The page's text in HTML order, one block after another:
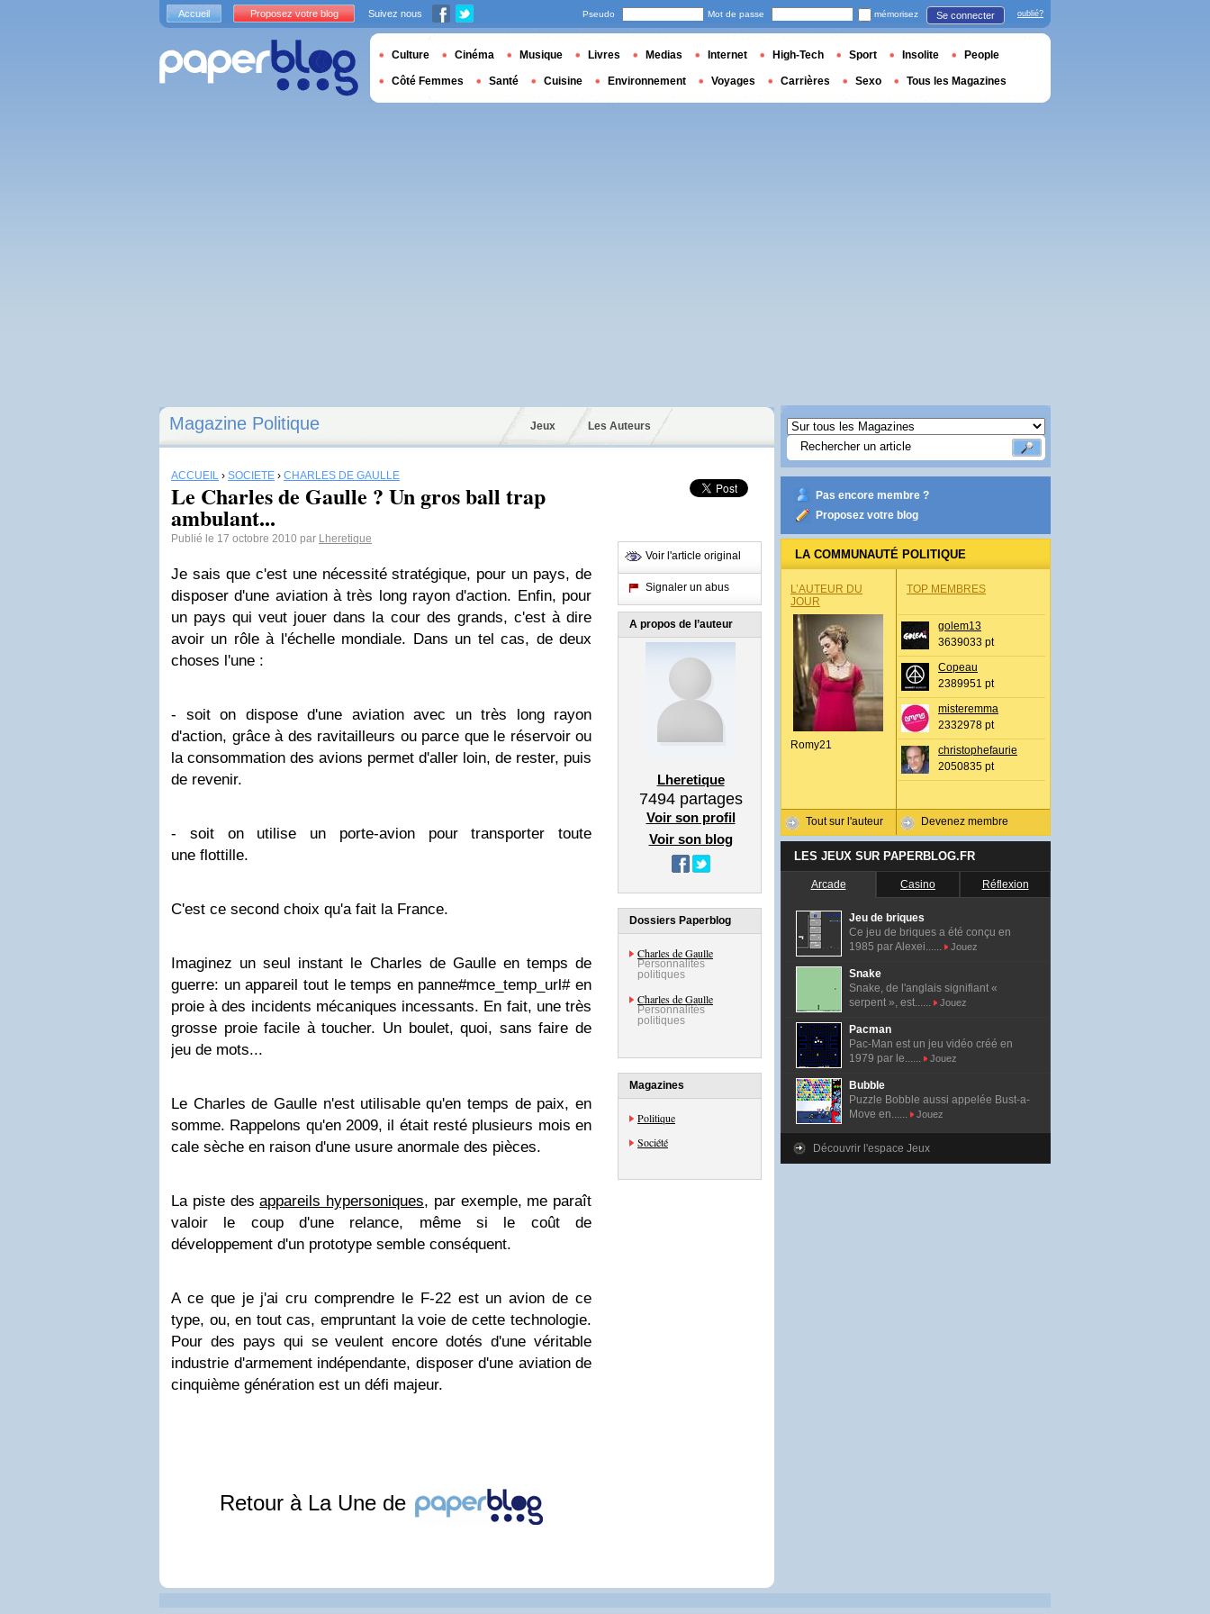
Magazine Politique Jeux Les Auteurs
ACCUEIL › SOCIÉTÉ › CHARLES DE GAULLE
Le Charles de Gaulle ? Un gros ball trap
ambulant...
Publié le 17 octobre 2010 par Lheretique
Je sais que c'est une nécessité stratégique, pour un pays, de
disposer d'une aviation à très long rayon d'action. Enfin, pour
un pays qui veut jouer dans la cour des grands, c'est à dire
avoir un rôle à l'échelle mondiale. Dans un tel cas, de deux
choses l'une :
- soit on dispose d'une aviation avec un très long rayon
d'action, grâce à des ravitailleurs ou parce que le réservoir ou
la consommation des avions permet d'aller loin, de rester, puis
de revenir.
- soit on utilise un porte-avion pour transporter toute
une flottille.
C'est ce second choix qu'a fait la France.
Imaginez un seul instant le Charles de Gaulle en temps de
guerre: un appareil tout le temps en panne#mce_temp_url# en
proie à des incidents mécaniques incessants. En fait, une très
grosse proie facile à toucher. Un boulet, quoi, sans faire de
jeu de mots...
Le Charles de Gaulle n'est utilisable qu'en temps de paix, en
somme. Rappelons qu'en 2009, il était resté plusieurs mois en
cale sèche en raison d'une usure anormale des pièces.
La piste desappareils hypersoniques, par exemple, me paraît
valoir le coup d'une relance, même si le coût de
développement d'un prototype semble conséquent.
A ce que je j'ai cru comprendre le F-22 est un avion de ce
type, ou, en tout cas, empruntant la voie de cette technologie.
Pour des pays qui se veulent encore dotés d'une véritable
industrie d'armement indépendante, disposer d'une aviation de
cinquième génération est un défi majeur.
Retour à La Une de
Voir l'article original
Signaler un abus
A propos de l’auteur
Lheretique
7494partages
Voir son profil
Voir son blog
Dossiers Paperblog
Charles de Gaulle
Personnalités
politiques
Charles de Gaulle
Personnalités
politiques
Magazines
Politique
Société
Pas encore membre ?
Proposez votre blog
LA COMMUNAUTÉ POLITIQUE
L’AUTEUR DU
JOUR
Romy21
Tout sur l'auteur
TOP MEMBRES
golem13
3639033 pt
Copeau
2389951 pt
misteremma
2332978 pt
christophefaurie
2050835 pt
Devenez membre
LES JEUX SUR PAPERBLOG.FR
Arcade Casino Réflexion
Jeu de briques
Ce jeu de briques a été conçu en
1985 par Alexei......
Jouez
Snake
Snake, de l'anglais signifiant «
serpent », est......
Jouez
Pacman
Pac-Man est un jeu vidéo créé en
1979 par le......
Jouez
Bubble
Puzzle Bobble aussi appelée Bust-a-
Move en......
Jouez
Découvrir l'espace Jeux
Accueil Proposez votre blog Suivez nous Pseudo Mot de passe mémorisez Se connecter oublié?
Culture Cinéma Musique Livres Medias Internet High-Tech Sport Insolite People
Côté Femmes Santé Cuisine Environnement Voyages Carrières Sexo Tous les Magazines